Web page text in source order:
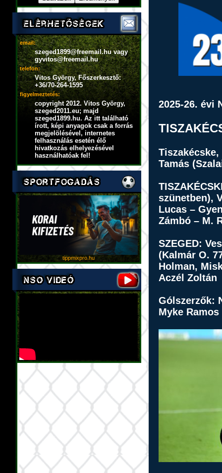
email:
szeged1899@freemail.hu vagy
gyvitos@freemail.hu
telefon:
Vitos György, Főszerkesztő:
+36/70-264-1595
figyelmeztetés:
copyright 2012. Vitos György,
szeged2011.eu; majd
szeged1899.hu. Az itt található
írott, képi anyagok csak a forrás
megjelölésével, internetes
felhasználás esetén élő
hivatkozás elhelyezésével
használhatóak fel!
tippmixpro.hu
2025-26. évi
Tiszakécske,
Tamás
szünetben),
Lucas –
Zámbó – M.
SZEGED:
(Kalmár O.
Holman,
Aczél Zoltán
Gólszerzők:
Myke Ramos